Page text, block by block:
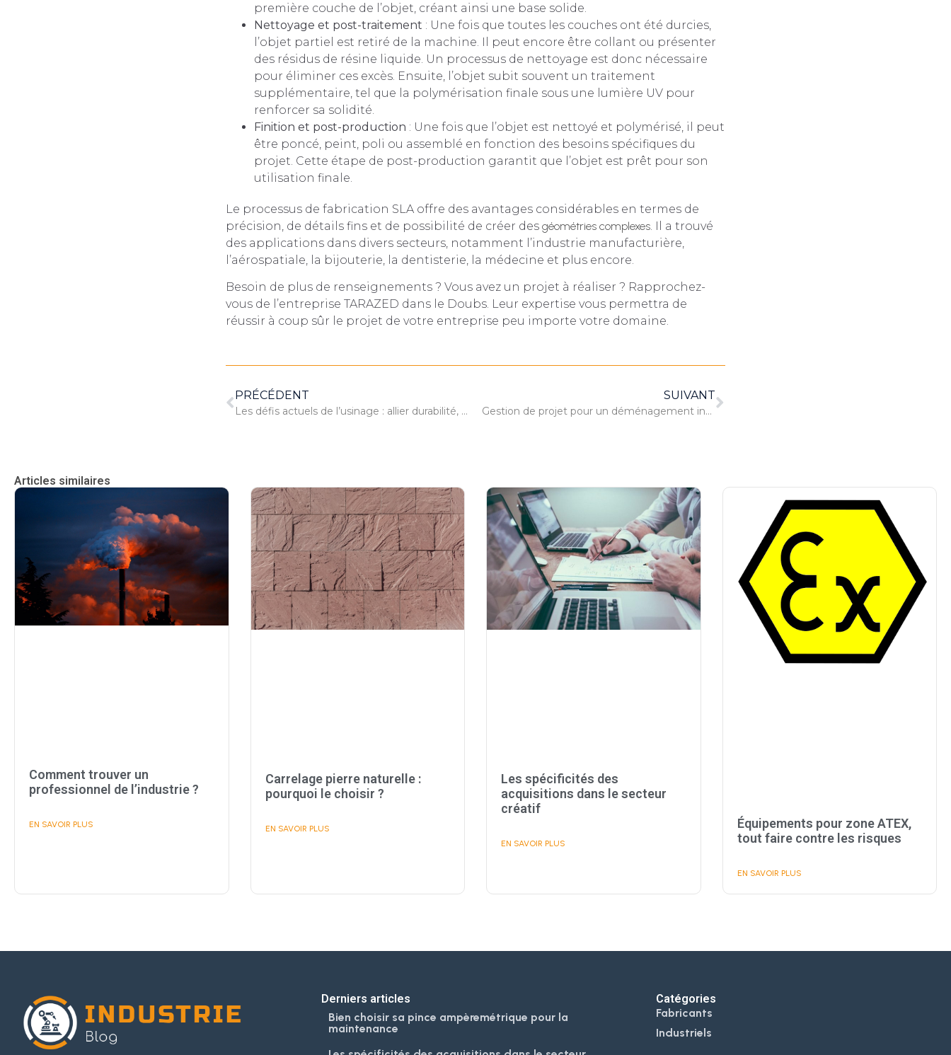
première couche de l’objet, créant ainsi une base solide.
Nettoyage et post-traitement : Une fois que toutes les couches ont été durcies,
l’objet partiel est retiré de la machine. Il peut encore être collant ou présenter
des résidus de résine liquide. Un processus de nettoyage est donc nécessaire
pour éliminer ces excès. Ensuite, l’objet subit souvent un traitement
supplémentaire, tel que la polymérisation finale sous une lumière UV pour
renforcer sa solidité.
Finition et post-production : Une fois que l’objet est nettoyé et polymérisé, il peut
être poncé, peint, poli ou assemblé en fonction des besoins spécifiques du
projet. Cette étape de post-production garantit que l’objet est prêt pour son
utilisation finale.
Le processus de fabrication SLA offre des avantages considérables en termes de
précision, de détails fins et de possibilité de créer des géométries complexes. Il a trouvé
des applications dans divers secteurs, notamment l’industrie manufacturière,
l’aérospatiale, la bijouterie, la dentisterie, la médecine et plus encore.
Besoin de plus de renseignements ? Vous avez un projet à réaliser ? Rapprochez-
vous de l’entreprise TARAZED dans le Doubs. Leur expertise vous permettra de
réussir à coup sûr le projet de votre entreprise peu importe votre domaine.
PRÉCÉDENT
Les défis actuels de l’usinage : allier durabilité, précision et technologie
SUIVANT
Gestion de projet pour un déménagement industriel : outils et techniques
Articles similaires
Comment trouver un
professionnel de l’industrie ?
EN SAVOIR PLUS
Carrelage pierre naturelle :
pourquoi le choisir ?
EN SAVOIR PLUS
Les spécificités des
acquisitions dans le secteur
créatif
EN SAVOIR PLUS
Équipements pour zone ATEX,
tout faire contre les risques
EN SAVOIR PLUS
Derniers articles
Bien choisir sa pince ampèremétrique pour la
maintenance
Catégories
Fabricants
Industriels